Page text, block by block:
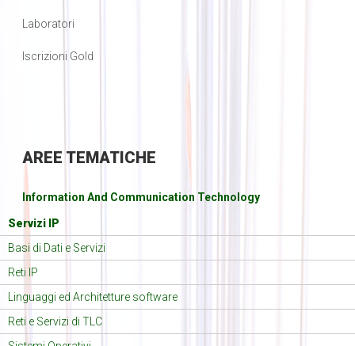
Laboratori
Iscrizioni Gold
AREE TEMATICHE
Information And Communication Technology
Servizi IP
Basi di Dati e Servizi
Reti IP
Linguaggi ed Architetture software
Reti e Servizi di TLC